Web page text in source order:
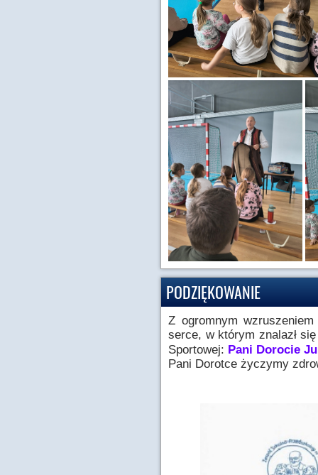
PODZIĘKOWANIE
Z ogromnym
serce, w którym znalazł
Sportowej: Pani Dorocie
Pani Dorotce życzymy